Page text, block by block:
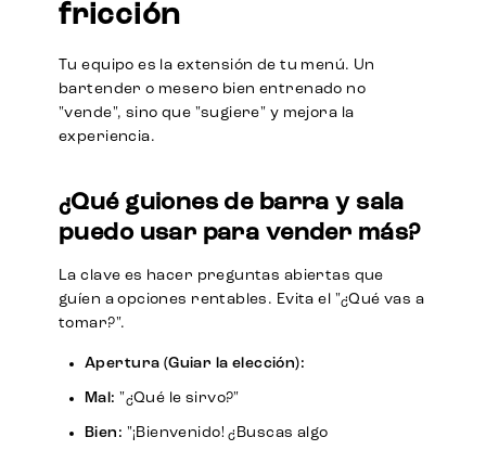
fricción
Tu equipo es la extensión de tu menú. Un
bartender o mesero bien entrenado no
"vende", sino que "sugiere" y mejora la
experiencia.
¿Qué guiones de barra y sala
puedo usar para vender más?
La clave es hacer preguntas abiertas que
guíen a opciones rentables. Evita el "¿Qué vas a
tomar?".
Apertura (Guiar la elección):
Mal: "¿Qué le sirvo?"
Bien: "¡Bienvenido! ¿Buscas algo